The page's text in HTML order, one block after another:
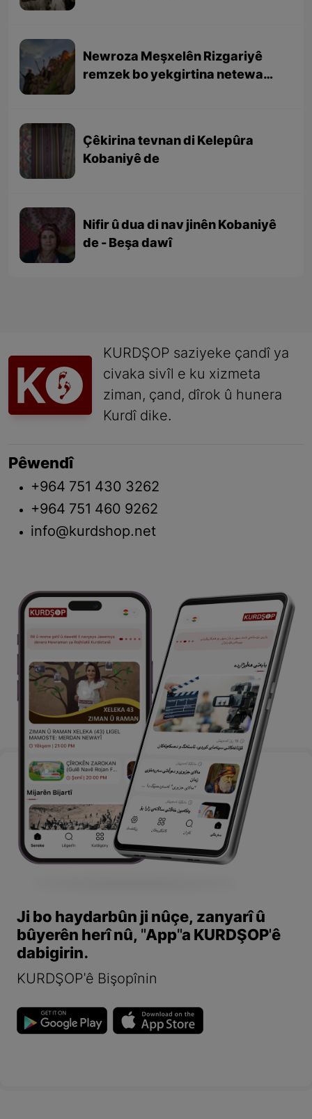
Newroza Meşxelên Rizgariyê
remzek bo yekgirtina netewa
Çêkirina tevnan di Kelepûra
Kobaniyê de
Nifir û dua di nav jinên Kobaniyê
de - Beşa dawî
KURDŞOP saziyeke çandî ya
civaka sivîl e ku xizmeta
ziman, çand, dîrok û hunera
Kurdî dike.
Pêwendî
+964 751 430 3262
+964 751 460 9262
info@kurdshop.net
Ji bo haydarbûn ji nûçe, zanyarî û
bûyerên herî nû, "App"a KURDŞOP'ê
dabigirin.
KURDŞOP'ê Bişopînin